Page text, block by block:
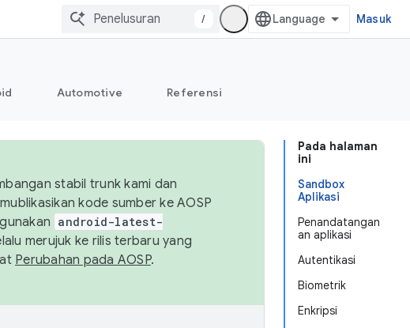
/ Masuk
Automotive Referensi
Pada halaman
ini
Sandbox
Aplikasi
Penandatangan
an aplikasi
Autentikasi
Biometrik
Enkripsi
stabil trunk kami dan
kode sumber ke AOSP
android-latest-
merujuk ke rilis terbaru yang
Perubahan pada AOSP.